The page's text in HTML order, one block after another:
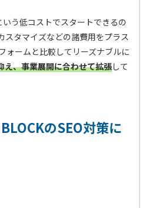
う低コストでスタートできるの
スタマイズなどの諸費用をプラス
ォームと比較してリーズナブルに
え、事業展開に合わせて拡張して
のSEO対策に